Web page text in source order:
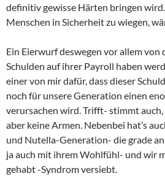
definitiv gewisse Härten bringen wird.
Menschen in Sicherheit zu wiegen,
Ein Eierwurf deswegen vor allem von
Schulden auf ihrer Payroll haben
einer von mir dafür, dass dieser
noch für unsere Generation einen
verursachen wird. Trifft- stimmt
aber keine Armen. Nebenbei hat’s
und Nutella-Generation- die grade
ja auch mit ihrem Wohlfühl- und wir
gehabt -Syndrom versiebt.